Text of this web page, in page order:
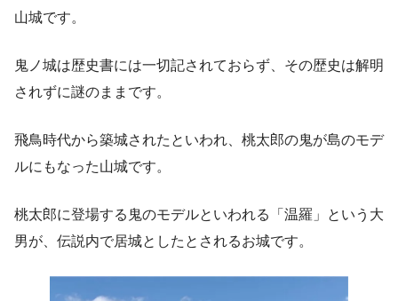
山城です。
鬼ノ城は歴史書には一切記されておらず、その歴史は解明
されずに謎のままです。
飛鳥時代から築城されたといわれ、桃太郎の鬼が島のモデ
ルにもなった山城です。
桃太郎に登場する鬼のモデルといわれる「温羅」という大
男が、伝説内で居城としたとされるお城です。